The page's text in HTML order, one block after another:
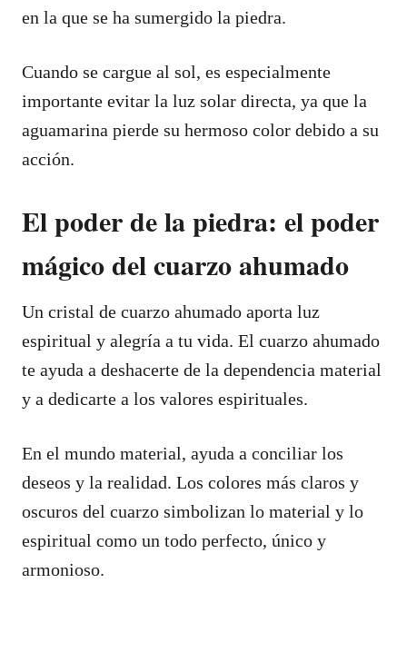
en la que se ha sumergido la piedra.
Cuando se cargue al sol, es especialmente
importante evitar la luz solar directa, ya que la
aguamarina pierde su hermoso color debido a su
acción.
El poder de la piedra: el poder
mágico del cuarzo ahumado
Un cristal de cuarzo ahumado aporta luz
espiritual y alegría a tu vida. El cuarzo ahumado
te ayuda a deshacerte de la dependencia material
y a dedicarte a los valores espirituales.
En el mundo material, ayuda a conciliar los
deseos y la realidad. Los colores más claros y
oscuros del cuarzo simbolizan lo material y lo
espiritual como un todo perfecto, único y
armonioso.